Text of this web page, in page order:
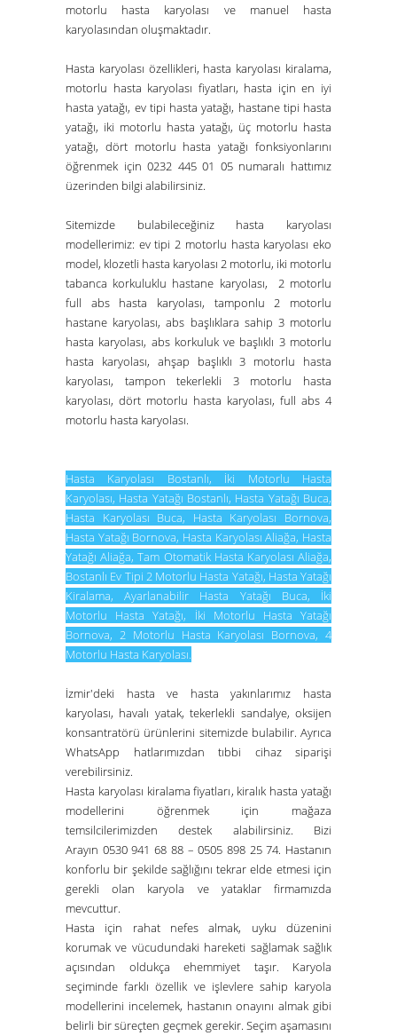
motorlu hasta karyolası ve manuel hasta
karyolasından oluşmaktadır.
Hasta karyolası özellikleri, hasta karyolası kiralama,
motorlu hasta karyolası fiyatları, hasta için en iyi
hasta yatağı, ev tipi hasta yatağı, hastane tipi hasta
yatağı, iki motorlu hasta yatağı, üç motorlu hasta
yatağı, dört motorlu hasta yatağı fonksiyonlarını
öğrenmek için 0232 445 01 05 numaralı hattımız
üzerinden bilgi alabilirsiniz.
Sitemizde bulabileceğiniz hasta karyolası
modellerimiz: ev tipi 2 motorlu hasta karyolası eko
model, klozetli hasta karyolası 2 motorlu, iki motorlu
tabanca korkuluklu hastane karyolası, 2 motorlu
full abs hasta karyolası, tamponlu 2 motorlu
hastane karyolası,abs başlıklara sahip 3 motorlu
hasta karyolası, abs korkuluk ve başlıklı 3 motorlu
hasta karyolası, ahşap başlıklı 3 motorlu hasta
karyolası, tampon tekerlekli 3 motorlu hasta
karyolası, dört motorlu hasta karyolası, full abs 4
motorlu hasta karyolası.
Hasta Karyolası Bostanlı, İki Motorlu Hasta
Karyolası, Hasta Yatağı Bostanlı, Hasta Yatağı Buca,
Hasta Karyolası Buca, Hasta Karyolası Bornova,
Hasta Yatağı Bornova, Hasta Karyolası Aliağa, Hasta
Yatağı Aliağa,Tam Otomatik Hasta Karyolası Aliağa,
Bostanlı Ev Tipi 2 Motorlu Hasta Yatağı, Hasta Yatağı
Kiralama,Ayarlanabilir Hasta Yatağı Buca, İki
Motorlu Hasta Yatağı, İki Motorlu Hasta Yatağı
Bornova, 2 Motorlu Hasta Karyolası Bornova,4
Motorlu Hasta Karyolası.
İzmir'deki hasta ve hasta yakınlarımız hasta
karyolası, havalı yatak, tekerlekli sandalye, oksijen
konsantratörü ürünlerini sitemizde bulabilir. Ayrıca
WhatsApp hatlarımızdan tıbbi cihaz siparişi
verebilirsiniz.
Hasta karyolası kiralama fiyatları, kiralık hasta yatağı
modellerini öğrenmek için mağaza
temsilcilerimizden destek alabilirsiniz. Bizi
Arayın 0530 941 68 88 – 0505 898 25 74. Hastanın
konforlu bir şekilde sağlığını tekrar elde etmesi için
gerekli olan karyola ve yataklar firmamızda
mevcuttur.
Hasta için rahat nefes almak, uyku düzenini
korumak ve vücudundaki hareketi sağlamak sağlık
açısından oldukça ehemmiyet taşır. Karyola
seçiminde farklı özellik ve işlevlere sahip karyola
modellerini incelemek, hastanın onayını almak gibi
belirli bir süreçten geçmek gerekir. Seçim aşamasını